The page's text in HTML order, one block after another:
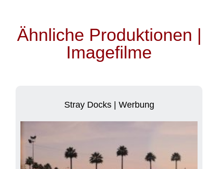
Ähnliche Produktionen |
Imagefilme
Stray Docks | Werbung